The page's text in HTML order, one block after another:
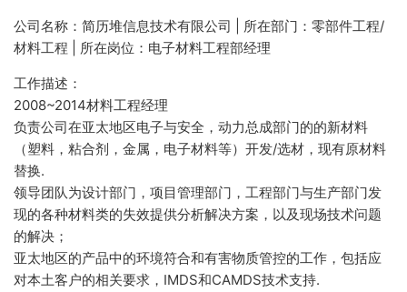
公司名称：简历堆信息技术有限公司 | 所在部门：零部件工程/
材料工程 | 所在岗位：电子材料工程部经理
工作描述：
2008~2014材料工程经理
负责公司在亚太地区电子与安全，动力总成部门的的新材料
（塑料，粘合剂，金属，电子材料等）开发/选材，现有原材料
替换.
领导团队为设计部门，项目管理部门，工程部门与生产部门发
现的各种材料类的失效提供分析解决方案，以及现场技术问题
的解决；
亚太地区的产品中的环境符合和有害物质管控的工作，包括应
对本土客户的相关要求，IMDS和CAMDS技术支持.